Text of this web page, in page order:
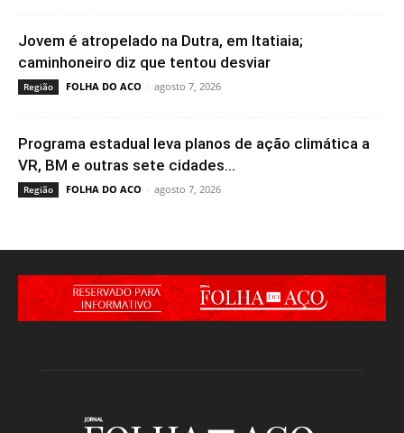
Jovem é atropelado na Dutra, em Itatiaia;
caminhoneiro diz que tentou desviar
Região FOLHA DO ACO - agosto 7, 2026
Programa estadual leva planos de ação climática a
VR, BM e outras sete cidades...
Região FOLHA DO ACO - agosto 7, 2026